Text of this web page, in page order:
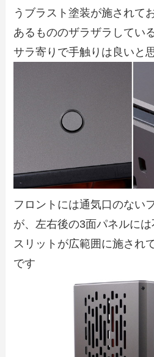
うブラスト塗装が施されて
あるもののザラザラしてい
サラ寄りで手触りは良いと
フロントには通気口のない
が、左右後の3面パネルに
スリットが広範囲に施され
です